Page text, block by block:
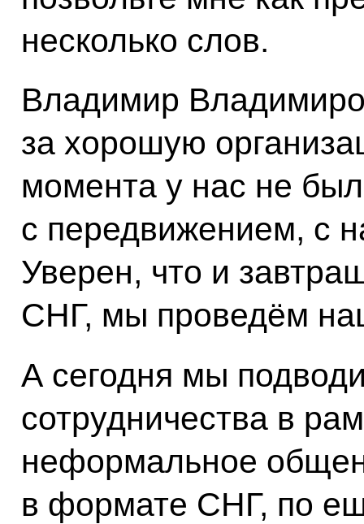
несколько слов.
Владимир
за хорошую
момента у нас не
с передвижением, с
Уверен, что и
СНГ, мы проведём
А сегодня мы
сотрудничества в
неформальное
в формате СНГ, по